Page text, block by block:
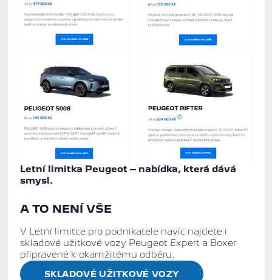
Letní limitka Peugeot – nabídka, která dává
smysl.
A TO NENÍ VŠE
V Letní limitce pro podnikatele navíc najdete i
skladové užitkové vozy Peugeot Experta Boxer
připravené k okamžitému odběru.
SKLADOVÉ UŽITKOVÉ VOZY